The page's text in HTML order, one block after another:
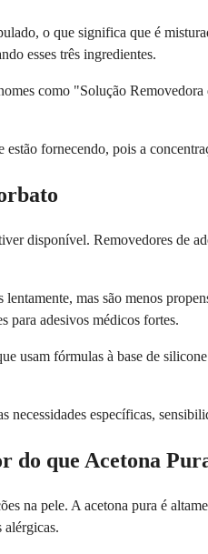
o que significa que é
esses três ingredientes.
como "Solução
fornecendo, pois a
disponível. Removedores de
mas são menos
para adesivos médicos fortes.
usam fórmulas à base de
específicas,
do que Acetona
na pele. A acetona pura é
alérgicas.